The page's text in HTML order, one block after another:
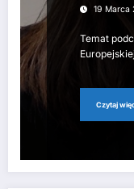
19 Marca
Temat
Czytaj